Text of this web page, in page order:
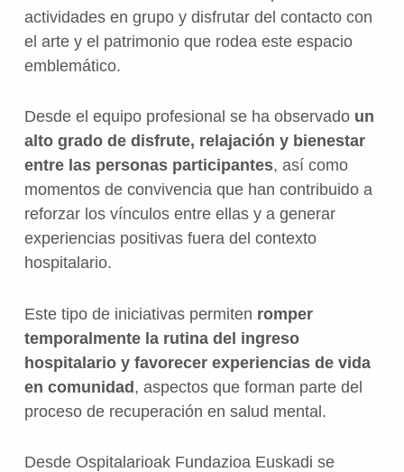
actividades en grupo y disfrutar del contacto con
el arte y el patrimonio que rodea este espacio
emblemático.
Desde el equipo profesional se ha observado un
alto grado de disfrute, relajación y bienestar
entre las personas participantes, así como
momentos de convivencia que han contribuido a
reforzar los vínculos entre ellas y a generar
experiencias positivas fuera del contexto
hospitalario.
Este tipo de iniciativas permiten romper
temporalmente la rutina del ingreso
hospitalario y favorecer experiencias de vida
en comunidad, aspectos que forman parte del
proceso de recuperación en salud mental.
Desde Ospitalarioak Fundazioa Euskadi se